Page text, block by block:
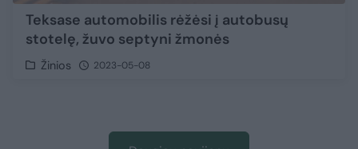
Teksase automobilis rėžėsi į autobusų
stotelę, žuvo septyni žmonės
Žinios 2023-05-08